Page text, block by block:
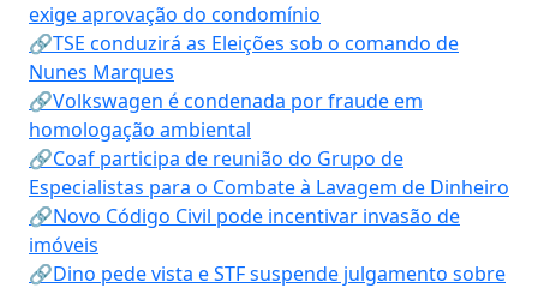
exige aprovação do condomínio
🔗TSE conduzirá as Eleições sob o comando de
Nunes Marques
🔗Volkswagen é condenada por fraude em
homologação ambiental
🔗Coaf participa de reunião do Grupo de
Especialistas para o Combate à Lavagem de Dinheiro
🔗Novo Código Civil pode incentivar invasão de
imóveis
🔗Dino pede vista e STF suspende julgamento sobre